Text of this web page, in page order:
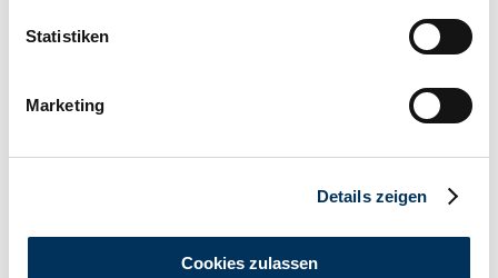
können
bestimmten Merkmalen (Fingerprinting) identifizieren
Erfahren Sie mehr darüber, wie Ihre persönlichen Daten
Statistiken
Marketing
Details zeigen
Cookies zulassen